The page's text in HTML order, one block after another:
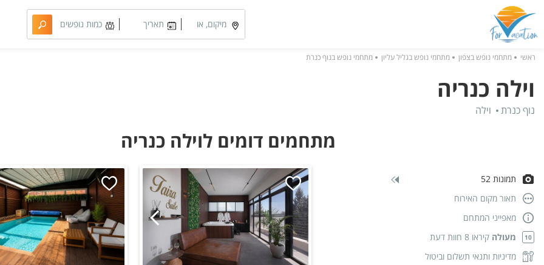
מיקום, או תאריך כמות נופשים
ראשי מתחמי נופש בצפון מתחמי נופש בגליל עליון מתחמי נופש בנוף כנרת
וילה כנריה
נוף כנרת וילה
מתחמים דומים לוילה כנריה
תמונות 52
תאור מקום האירוח
מאפייני המתחם
10 מעולה קיראו 8 חוות דעת
מדיניות ותנאי תשלום וביטול